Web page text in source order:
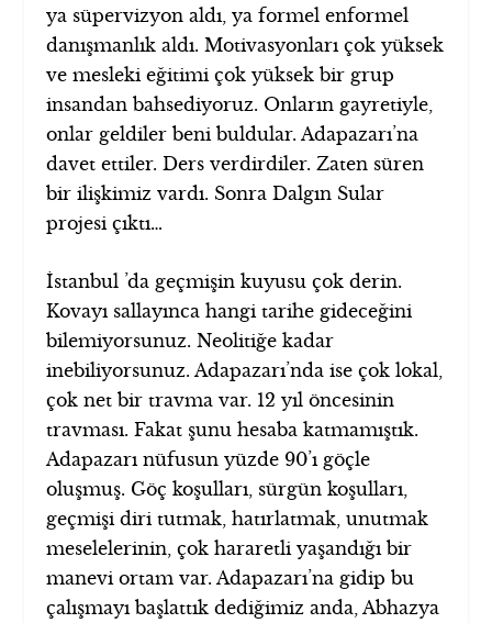
ya süpervizyon aldı, ya formel enformel
danışmanlık aldı. Motivasyonları çok yüksek
ve mesleki eğitimi çok yüksek bir grup
insandan bahsediyoruz. Onların gayretiyle,
onlar geldiler beni buldular. Adapazarı’na
davet ettiler. Ders verdirdiler. Zaten süren
bir ilişkimiz vardı. Sonra Dalgın Sular
projesi çıktı…
İstanbul ’da geçmişin kuyusu çok derin.
Kovayı sallayınca hangi tarihe gideceğini
bilemiyorsunuz. Neolitiğe kadar
inebiliyorsunuz. Adapazarı’nda ise çok lokal,
çok net bir travma var. 12 yıl öncesinin
travması. Fakat şunu hesaba katmamıştık.
Adapazarı nüfusun yüzde 90’ı göçle
oluşmuş. Göç koşulları, sürgün koşulları,
geçmişi diri tutmak, hatırlatmak, unutmak
meselelerinin, çok hararetli yaşandığı bir
manevi ortam var. Adapazarı’na gidip bu
çalışmayı başlattık dediğimiz anda, Abhazya